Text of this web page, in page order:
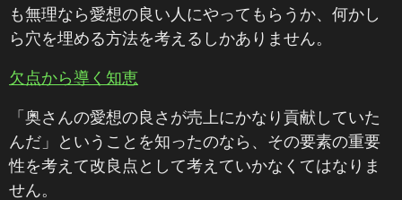
も無理なら愛想の良い人にやってもらうか、何かし
ら穴を埋める方法を考えるしかありません。
欠点から導く知恵
「奥さんの愛想の良さが売上にかなり貢献していた
んだ」ということを知ったのなら、その要素の重要
性を考えて改良点として考えていかなくてはなりま
せん。